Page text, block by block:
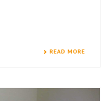
READ MORE